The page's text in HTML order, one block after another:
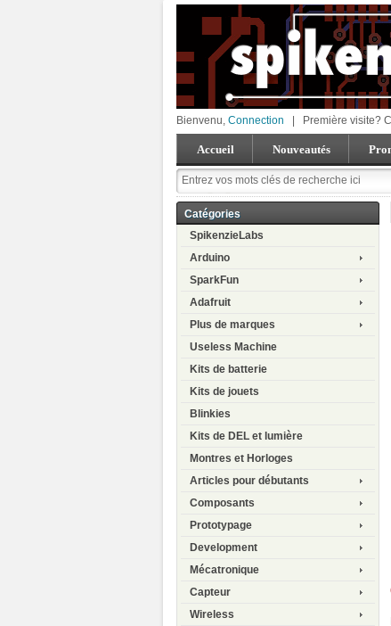
Bienvenu, Connection Première visite?
Accueil Nouveautés
Catégories
SpikenzieLabs
Arduino
SparkFun
Adafruit
Plus de marques
Useless Machine
Kits de batterie
Kits de jouets
Blinkies
Kits de DEL et lumière
Montres et Horloges
Articles pour débutants
Composants
Prototypage
Development
Mécatronique
Capteur
Wireless